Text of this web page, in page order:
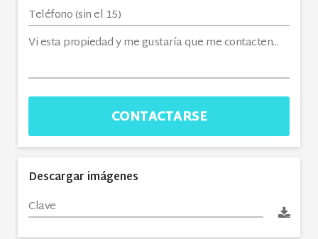
CONTACTARSE
Descargar imágenes